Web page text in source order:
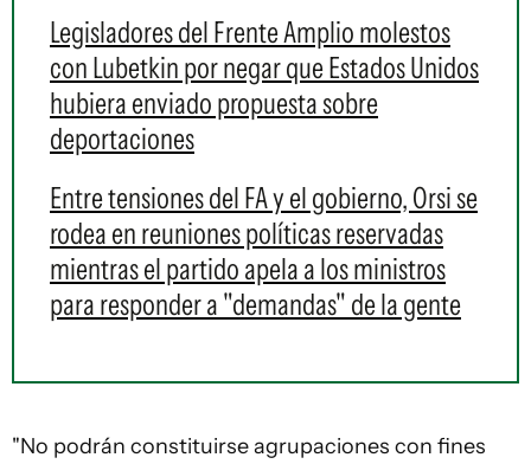
Legisladores del Frente Amplio molestos
con Lubetkin por negar que Estados Unidos
hubiera enviado propuesta sobre
deportaciones
Entre tensiones del FA y el gobierno, Orsi se
rodea en reuniones políticas reservadas
mientras el partido apela a los ministros
para responder a "demandas" de la gente
"No podrán constituirse agrupaciones con fines